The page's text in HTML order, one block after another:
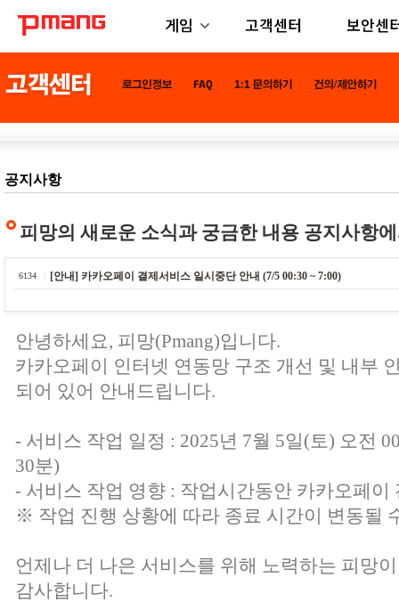
게임 고객센터 보안센
공지사항
피망의 새로운 소식과 궁금한 내용 공지사항
6134 [안내] 카카오페이 결제서비스 일시중단 안내 (7/5 00:30 ~ 7:00)
안녕하세요, 피망(Pmang)입니다.
카카오페이 인터넷 연동망 구조 개선 및 내부
되어 있어 안내드립니다.
- 서비스 작업 일정 : 2025년 7월 5일(토) 오전
30분)
- 서비스 작업 영향 : 작업시간동안 카카오페이
※ 작업 진행 상황에 따라 종료 시간이 변동될
언제나 더 나은 서비스를 위해 노력하는 피망
감사합니다.